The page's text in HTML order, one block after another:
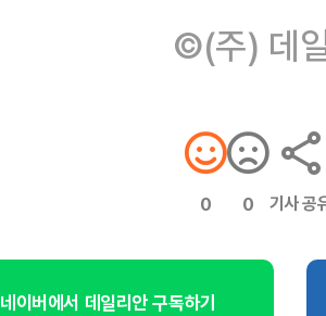
©(주) 데
0 0 기사 공
네이버에서 데일리안 구독하기